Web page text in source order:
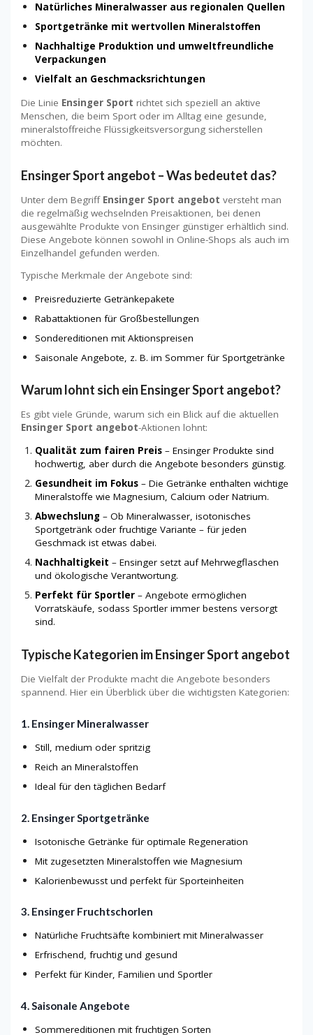
Natürliches Mineralwasser aus regionalen Quellen
Sportgetränke mit wertvollen Mineralstoffen
Nachhaltige Produktion und umweltfreundliche
Verpackungen
Vielfalt an Geschmacksrichtungen
Die Linie Ensinger Sport richtet sich speziell an aktive
Menschen, die beim Sport oder im Alltag eine gesunde,
mineralstoffreiche Flüssigkeitsversorgung sicherstellen
möchten.
Ensinger Sport angebot – Was bedeutet das?
Unter dem Begriff Ensinger Sport angebot versteht man
die regelmäßig wechselnden Preisaktionen, bei denen
ausgewählte Produkte von Ensinger günstiger erhältlich sind.
Diese Angebote können sowohl in Online-Shops als auch im
Einzelhandel gefunden werden.
Typische Merkmale der Angebote sind:
Preisreduzierte Getränkepakete
Rabattaktionen für Großbestellungen
Sondereditionen mit Aktionspreisen
Saisonale Angebote, z. B. im Sommer für Sportgetränke
Warum lohnt sich ein Ensinger Sport angebot?
Es gibt viele Gründe, warum sich ein Blick auf die aktuellen
Ensinger Sport angebot-Aktionen lohnt:
Qualität zum fairen Preis – Ensinger Produkte sind
hochwertig, aber durch die Angebote besonders günstig.
Gesundheit im Fokus – Die Getränke enthalten wichtige
Mineralstoffe wie Magnesium, Calcium oder Natrium.
Abwechslung – Ob Mineralwasser, isotonisches
Sportgetränk oder fruchtige Variante – für jeden
Geschmack ist etwas dabei.
Nachhaltigkeit – Ensinger setzt auf Mehrwegflaschen
und ökologische Verantwortung.
Perfekt für Sportler – Angebote ermöglichen
Vorratskäufe, sodass Sportler immer bestens versorgt
sind.
Typische Kategorien im Ensinger Sport angebot
Die Vielfalt der Produkte macht die Angebote besonders
spannend. Hier ein Überblick über die wichtigsten Kategorien:
1. Ensinger Mineralwasser
Still, medium oder spritzig
Reich an Mineralstoffen
Ideal für den täglichen Bedarf
2. Ensinger Sportgetränke
Isotonische Getränke für optimale Regeneration
Mit zugesetzten Mineralstoffen wie Magnesium
Kalorienbewusst und perfekt für Sporteinheiten
3. Ensinger Fruchtschorlen
Natürliche Fruchtsäfte kombiniert mit Mineralwasser
Erfrischend, fruchtig und gesund
Perfekt für Kinder, Familien und Sportler
4. Saisonale Angebote
Sommereditionen mit fruchtigen Sorten